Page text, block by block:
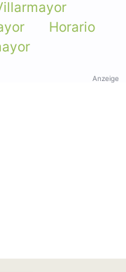
Horario
Anzeige